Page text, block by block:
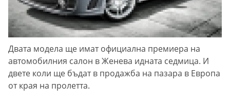
Двата модела ще имат официална премиера на
автомобилния салон в Женева идната седмица. И
двете коли ще бъдат в продажба на пазара в Европа
от края на пролетта.